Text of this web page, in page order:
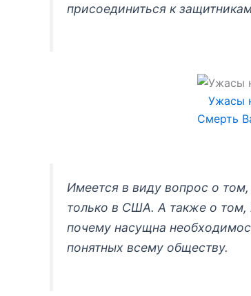
присоединиться к
Ужасы
Смерть
Имеется в виду вопрос о
только в США. А также о том,
почему насущна
понятных всему обществу.